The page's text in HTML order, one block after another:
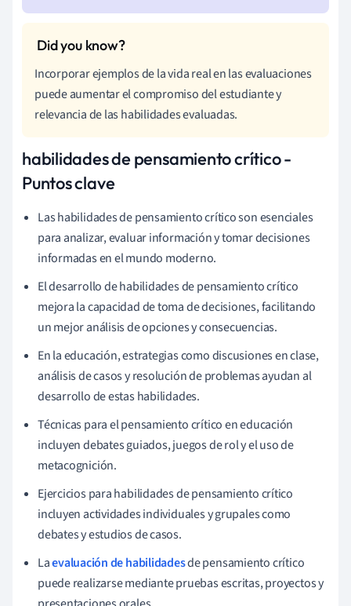
Incorporar ejemplos de la vida real en las evaluaciones
puede aumentar el compromiso del estudiante y
relevancia de las habilidades evaluadas.
habilidades de pensamiento crítico -
Puntos clave
Las habilidades de pensamiento crítico son esenciales
para analizar, evaluar información y tomar decisiones
informadas en el mundo moderno.
El desarrollo de habilidades de pensamiento crítico
mejora la capacidad de toma de decisiones, facilitando
un mejor análisis de opciones y consecuencias.
En la educación, estrategias como discusiones en clase,
análisis de casos y resolución de problemas ayudan al
desarrollo de estas habilidades.
Técnicas para el pensamiento crítico en educación
incluyen debates guiados, juegos de rol y el uso de
metacognición.
Ejercicios para habilidades de pensamiento crítico
incluyen actividades individuales y grupales como
debates y estudios de casos.
Laevaluación de habilidadesde pensamiento crítico
puede realizarse mediante pruebas escritas, proyectos y